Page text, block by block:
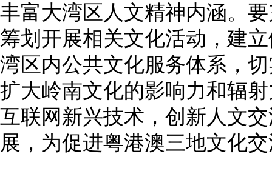
丰富大湾区人文精神内涵。
筹划开展相关文化活动，建
湾区内公共文化服务体系，
扩大岭南文化的影响力和辐
互联网新兴技术，创新人文
展，为促进粤港澳三地文化